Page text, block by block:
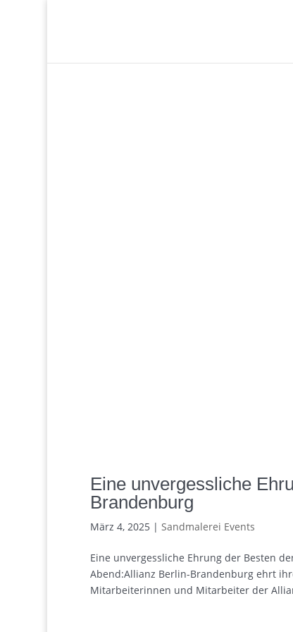
Eine unvergessliche
Brandenburg
März 4, 2025| Sandmalerei Events
Eine unvergessliche Ehrung der Besten
Abend:Allianz Berlin-Brandenburg ehrt
Mitarbeiterinnen und Mitarbeiter der